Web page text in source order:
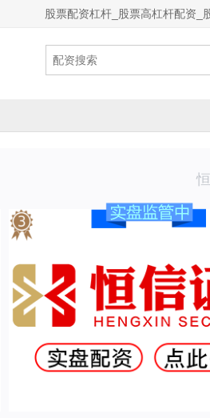
股票配资杠杆_股票高杠杆配资_